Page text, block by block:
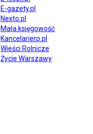
E-gazety.pl
Nexto.pl
Mała księgowość
Kancelarierp.pl
Wieści Rolnicze
Życie Warszawy